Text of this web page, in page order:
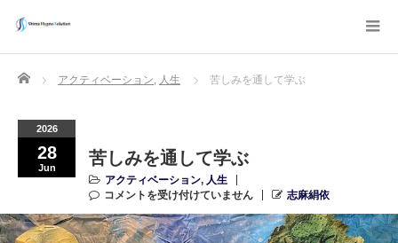
Home アクティベーション, 人生 苦しみを通して学ぶ
2026
28
Jun 苦しみを通して学ぶ
アクティベーション, 人生
コメントを受け付けていません
志麻絹依